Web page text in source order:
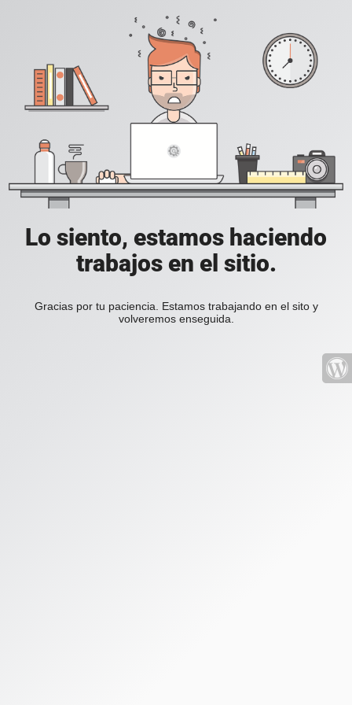
Lo siento, estamos haciendo
trabajos en el sitio.
Gracias por tu paciencia. Estamos trabajando en el sito y
volveremos enseguida.